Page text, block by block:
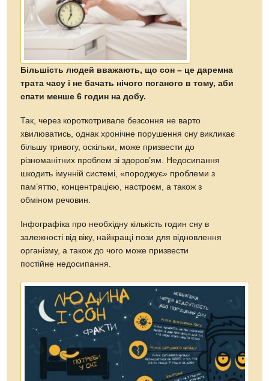
Більшість людей вважають, що сон – це даремна
трата часу і не бачать нічого поганого в тому, аби
спати менше 6 годин на добу.
Так, через короткотривале безсоння не варто
хвилюватись, однак хронічне порушення сну викликає
більшу тривогу, оскільки, може призвести до
різноманітних проблем зі здоров’ям. Недосипання
шкодить імунній системі, «породжує» проблеми з
пам’яттю, концентрацією, настроєм, а також з
обміном речовин.
Інфографіка про необхідну кількість годин сну в
залежності від віку, найкращі пози для відновлення
організму, а також до чого може призвести
постійне недосипання.